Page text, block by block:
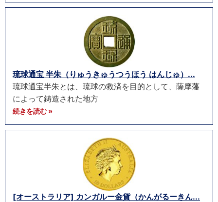
琉球通宝 半朱（りゅうきゅうつうほう はんじゅ）...
琉球通宝半朱とは、琉球の救済を目的として、薩摩藩
によって鋳造された地方
続きを読む »
[オーストラリア] カンガルー金貨（かんがるーきん...